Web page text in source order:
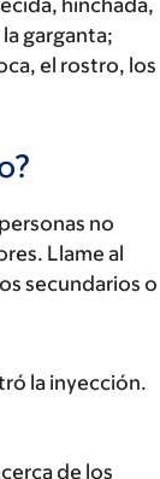
hinchada,
garganta;
el rostro, los
no
Llame al
secundarios o
la inyección.
de los